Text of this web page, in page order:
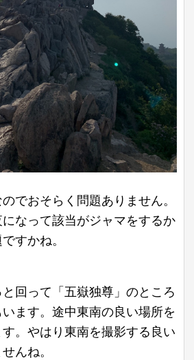
でおそらく問題ありません。
なって該当がジャマをするか
すかね。
回って「五嶽独尊」のところ
ます。途中東南の良い場所を
。やはり東南を撮影する良い
んね。